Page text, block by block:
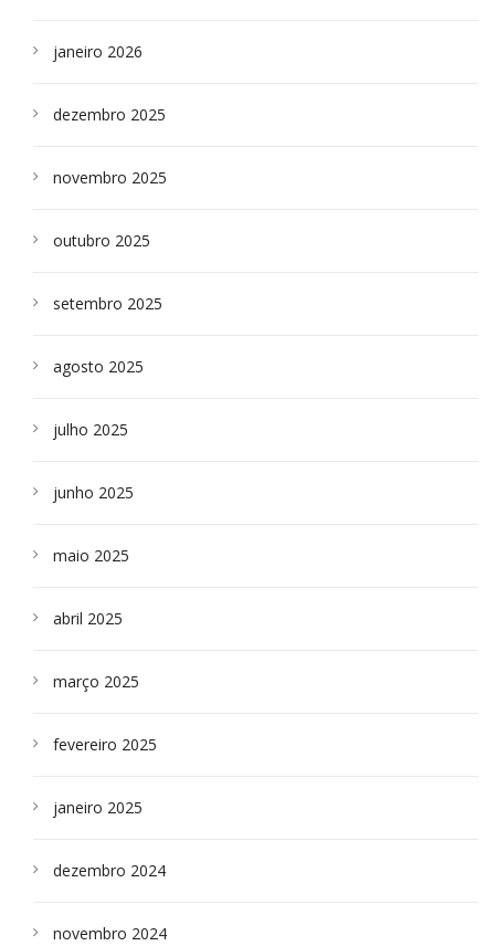
janeiro 2026
dezembro 2025
novembro 2025
outubro 2025
setembro 2025
agosto 2025
julho 2025
junho 2025
maio 2025
abril 2025
março 2025
fevereiro 2025
janeiro 2025
dezembro 2024
novembro 2024